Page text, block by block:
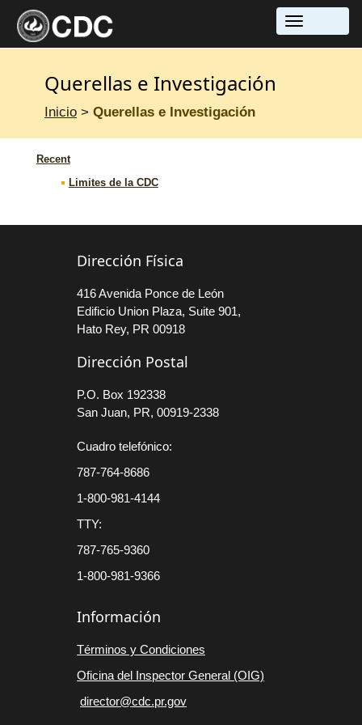
Querellas e Investigación
Inicio > Querellas e Investigación
Recent
Limites de la CDC
Dirección Física
416 Avenida Ponce de León
Edificio Union Plaza, Suite 901,
Hato Rey, PR 00918
Dirección Postal
P.O. Box 192338
San Juan, PR, 00919-2338
Cuadro telefónico:
787-764-8686
1-800-981-4144
TTY:
787-765-9360
1-800-981-9366
Información
Términos y Condiciones
Oficina del Inspector General (OIG)
director@cdc.pr.gov